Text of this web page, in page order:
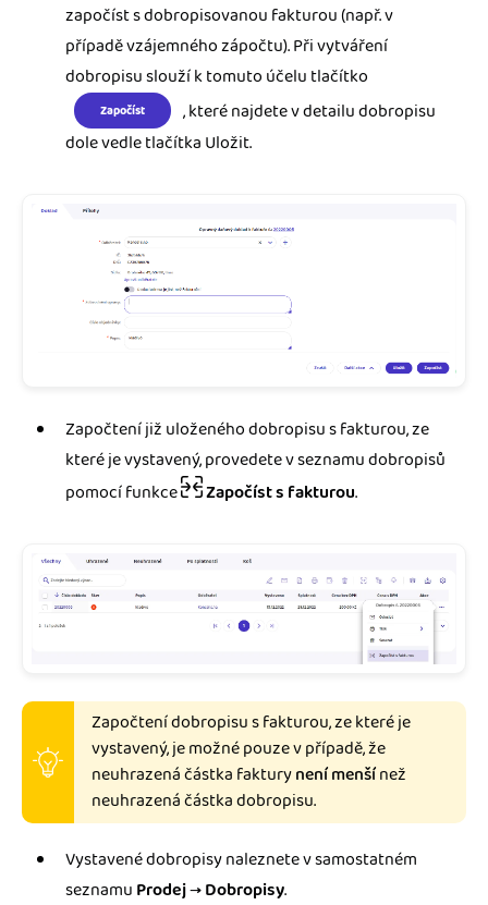
započíst s dobropisovanou fakturou (např. v
případě vzájemného zápočtu). Při vytváření
dobropisu slouží k tomuto účelu tlačítko
Započíst
, které najdete v detailu dobropisu
dole vedle tlačítka Uložit.
Započtení již uloženého dobropisu s fakturou, ze
které je vystavený, provedete v seznamu dobropisů
pomocí funkce
Započíst s fakturou.
Započtení dobropisu s fakturou, ze které je
vystavený, je možné pouze v případě, že
neuhrazená částka fakturynení menšínež
neuhrazená částka dobropisu.
Vystavené dobropisy naleznete v samostatném
seznamu Prodej→Dobropisy.